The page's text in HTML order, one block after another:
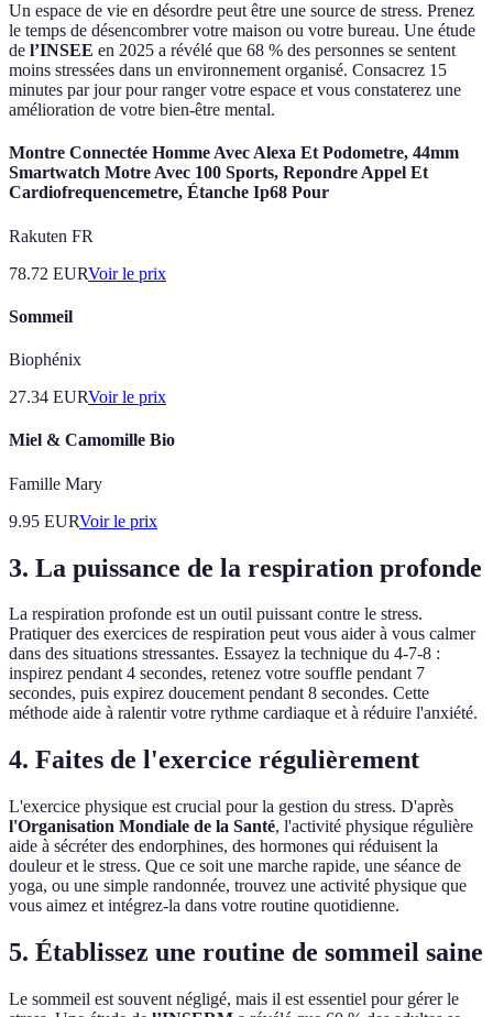
Un espace de vie en désordre peut être une source de stress. Prenez
le temps de désencombrer votre maison ou votre bureau. Une étude
de l’INSEE en 2025 a révélé que 68 % des personnes se sentent
moins stressées dans un environnement organisé. Consacrez 15
minutes par jour pour ranger votre espace et vous constaterez une
amélioration de votre bien-être mental.
Montre Connectée Homme Avec Alexa Et Podometre, 44mm
Smartwatch Motre Avec 100 Sports, Repondre Appel Et
Cardiofrequencemetre, Étanche Ip68 Pour
Rakuten FR
78.72 EURVoir le prix
Sommeil
Biophénix
27.34 EURVoir le prix
Miel & Camomille Bio
Famille Mary
9.95 EURVoir le prix
3. La puissance de la respiration profonde
La respiration profonde est un outil puissant contre le stress.
Pratiquer des exercices de respiration peut vous aider à vous calmer
dans des situations stressantes. Essayez la technique du 4-7-8 :
inspirez pendant 4 secondes, retenez votre souffle pendant 7
secondes, puis expirez doucement pendant 8 secondes. Cette
méthode aide à ralentir votre rythme cardiaque et à réduire l'anxiété.
4. Faites de l'exercice régulièrement
L'exercice physique est crucial pour la gestion du stress. D'après
l'Organisation Mondiale de la Santé, l'activité physique régulière
aide à sécréter des endorphines, des hormones qui réduisent la
douleur et le stress. Que ce soit une marche rapide, une séance de
yoga, ou une simple randonnée, trouvez une activité physique que
vous aimez et intégrez-la dans votre routine quotidienne.
5. Établissez une routine de sommeil saine
Le sommeil est souvent négligé, mais il est essentiel pour gérer le